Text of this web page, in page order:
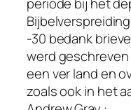
-30 bedank
werd
een ver land en
zoals ook in het